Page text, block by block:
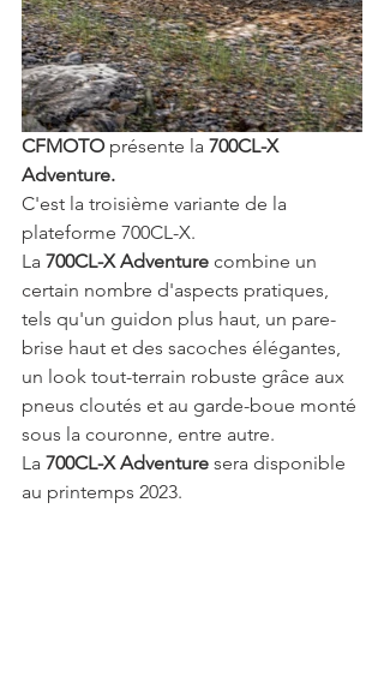
CFMOTO présente la 700CL-X
Adventure.
C'est la troisième variante de la
plateforme 700CL-X.
La 700CL-X Adventure combine un
certain nombre d'aspects pratiques,
tels qu'un guidon plus haut, un pare-
brise haut et des sacoches élégantes,
un look tout-terrain robuste grâce aux
pneus cloutés et au garde-boue monté
sous la couronne, entre autre.
La 700CL-X Adventure sera disponible
au printemps 2023.